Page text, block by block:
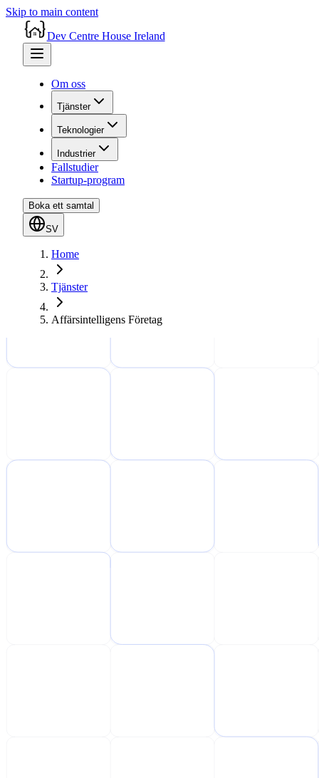
Skip to main content
Dev Centre House Ireland
Om oss
Tjänster
Teknologier
Industrier
Fallstudier
Startup-program
Boka ett samtal
SV
Home
Tjänster
Affärsintelligens Företag